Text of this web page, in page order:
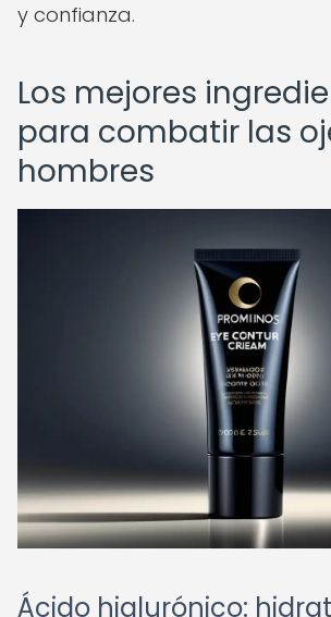
y confianza.
Los mejores
para combatir las
hombres
Ácido hialurónico: